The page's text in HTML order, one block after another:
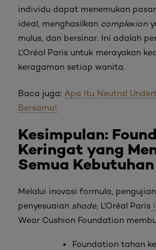
individu dapat menemukan
ideal, menghasilkan complexion
mulus, dan bersinar. Ini adalah
L'Oréal Paris untuk merayakan
keragaman setiap wanita.
Baca juga: Apa Itu Neutral
Bersama!
Kesimpulan:
Keringat yang
Semua Kebutuhan
Melalui inovasi formula,
penyesuaian shade, L'Oréal Paris
Wear Cushion Foundation
Foundation tahan